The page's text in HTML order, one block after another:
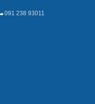
091 238 93011